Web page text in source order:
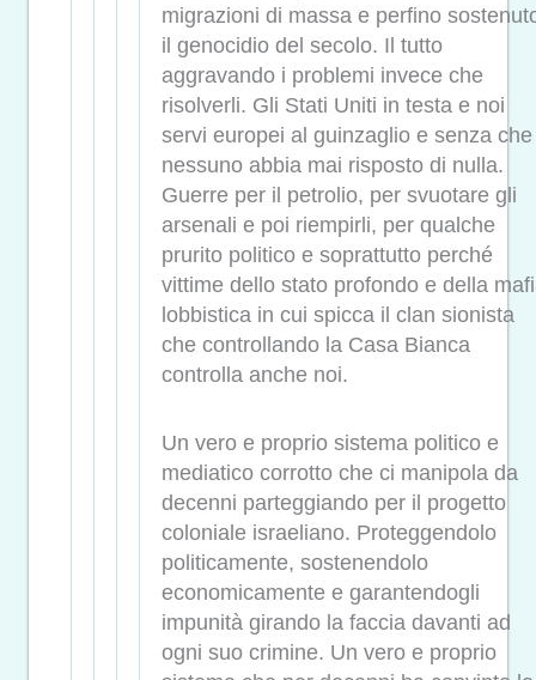
migrazioni di massa e perfino
il genocidio del secolo. Il tutto
aggravando i problemi invece che
risolverli. Gli Stati Uniti in testa e noi
servi europei al guinzaglio e senza che
nessuno abbia mai risposto di nulla.
Guerre per il petrolio, per svuotare gli
arsenali e poi riempirli, per qualche
prurito politico e soprattutto perché
vittime dello stato profondo e della
lobbistica in cui spicca il clan sionista
che controllando la Casa Bianca
controlla anche noi.
Un vero e proprio sistema politico e
mediatico corrotto che ci manipola da
decenni parteggiando per il progetto
coloniale israeliano. Proteggendolo
politicamente, sostenendolo
economicamente e garantendogli
impunità girando la faccia davanti ad
ogni suo crimine. Un vero e proprio